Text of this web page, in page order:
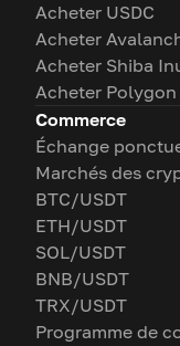
Acheter USDC
Acheter
Acheter Shiba
Acheter Polygon
Commerce
Échange
Marchés des
BTC/USDT
ETH/USDT
SOL/USDT
BNB/USDT
TRX/USDT
Programme de